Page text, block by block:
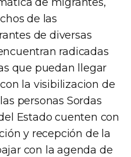
de las
de diversas
radicadas
que puedan llegar
la visibilizacion de
personas Sordas
Estado cuenten con
y recepción de la
con la agenda de